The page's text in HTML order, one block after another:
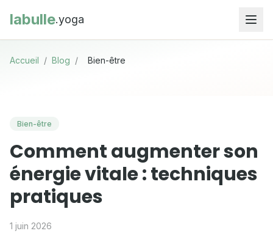
labulle.yoga
Accueil / Blog / Bien-être
Bien-être
Comment augmenter son
énergie vitale : techniques
pratiques
1 juin 2026